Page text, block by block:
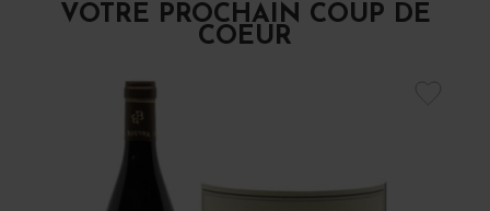
VOTRE PROCHAIN COUP DE
COEUR